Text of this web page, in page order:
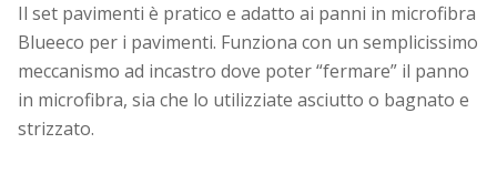
Il set pavimenti è pratico e adatto ai panni in microfibra
Blueeco per i pavimenti. Funziona con un semplicissimo
meccanismo ad incastro dove poter “fermare” il panno
in microfibra, sia che lo utilizziate asciutto o bagnato e
strizzato.